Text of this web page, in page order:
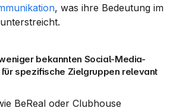
, was ihre Bedeutung im
bekannten Social-Media-
spezifische Zielgruppen relevant
BeReal oder Clubhouse